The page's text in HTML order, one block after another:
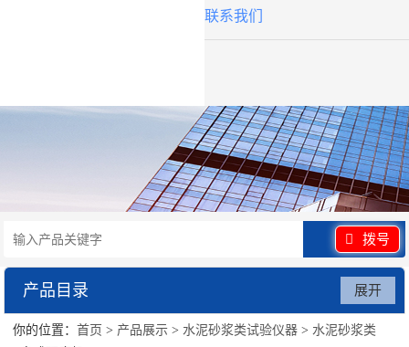
联系我们
拨号
产品目录
水泥砂浆类试验仪器
展开
你的位置：首页 > 产品展示 >水泥砂浆类试验仪器 >水泥砂浆类